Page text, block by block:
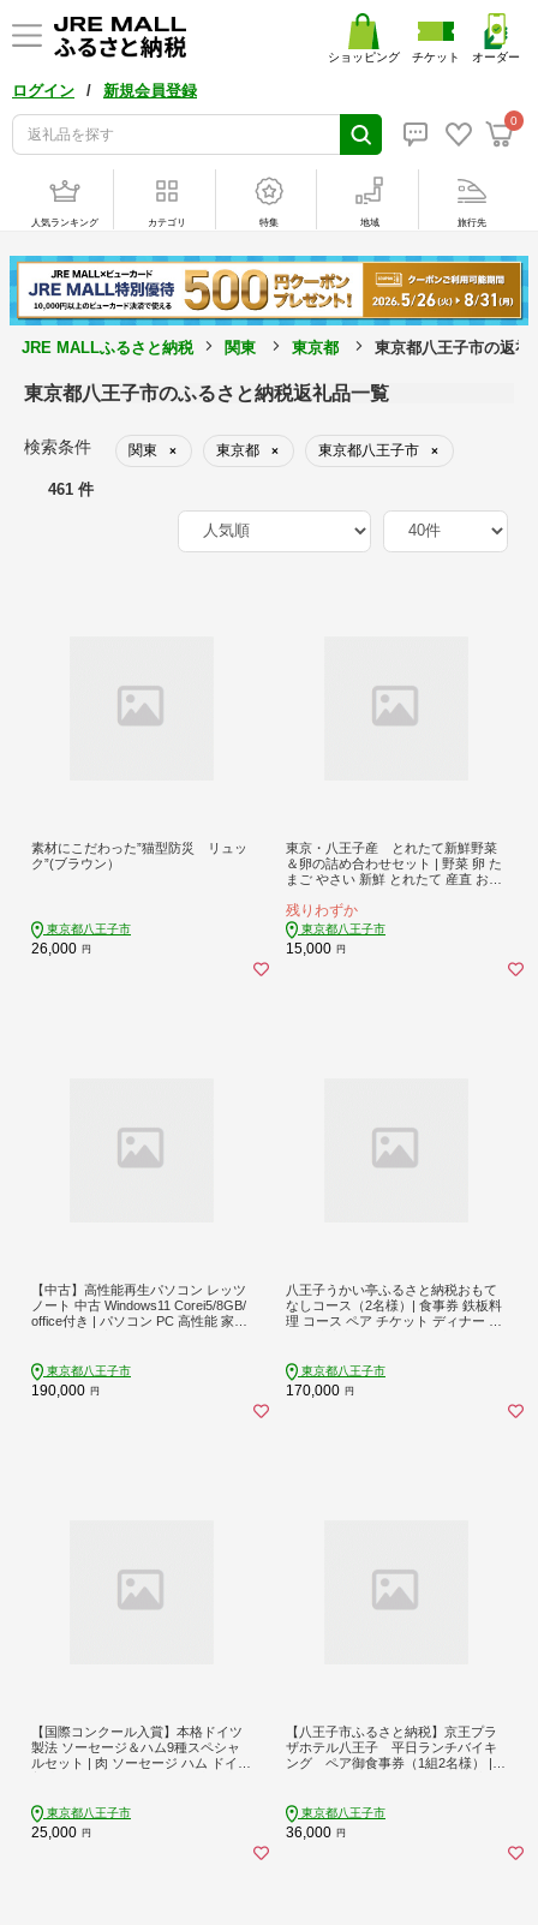
ログイン / 新規会員登録
0
ショッピング チケット オーダー
人気ランキング カテゴリ 特集 地域 旅行先
JRE MALLふるさと納税 関東 東京都 東京都八王子市の返礼
東京都八王子市のふるさと納税返礼品一覧
検索条件 関東 × 東京都 × 東京都八王子市 ×
461 件
素材にこだわった”猫型防災 リュッ
ク”(ブラウン）
東京都八王子市
26,000 円
東京・八王子産 とれたて新鮮野菜
＆卵の詰め合わせセット | 野菜 卵 た
まご やさい 新鮮 とれたて 産直 おい
残りわずか
東京都八王子市
15,000 円
【中古】高性能再生パソコン レッツ
ノート 中古 Windows11 Corei5/8GB/
office付き | パソコン PC 高性能 家電
東京都八王子市
190,000 円
八王子うかい亭ふるさと納税おもて
なしコース（2名様）| 食事券 鉄板料
理 コース ペア チケット ディナー ラ
東京都八王子市
170,000 円
【国際コンクール入賞】本格ドイツ
製法 ソーセージ＆ハム9種スペシャ
ルセット | 肉 ソーセージ ハム ドイツ
東京都八王子市
25,000 円
【八王子市ふるさと納税】京王プラ
ザホテル八王子 平日ランチバイキ
ング ペア御食事券（1組2名様） |
無料 東京 八王子
東京都八王子市
36,000 円